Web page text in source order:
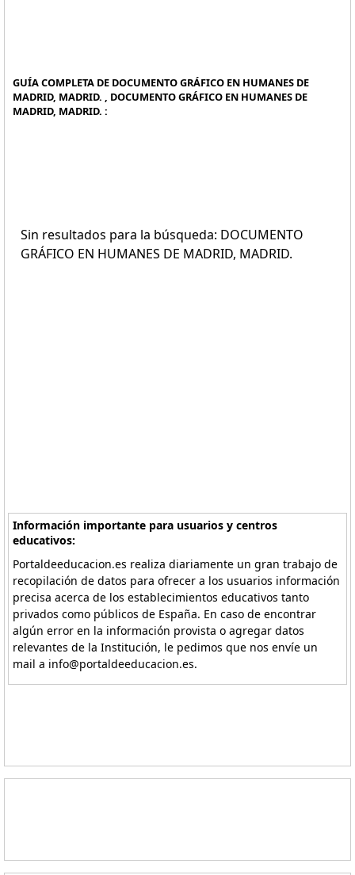
GUÍA COMPLETA DE DOCUMENTO GRÁFICO EN HUMANES DE
MADRID, MADRID. , DOCUMENTO GRÁFICO EN HUMANES DE
MADRID, MADRID. :
Sin resultados para la búsqueda: DOCUMENTO
GRÁFICO EN HUMANES DE MADRID, MADRID.
Información importante para usuarios y centros
educativos:
Portaldeeducacion.es realiza diariamente un gran trabajo de
recopilación de datos para ofrecer a los usuarios información
precisa acerca de los establecimientos educativos tanto
privados como públicos de España. En caso de encontrar
algún error en la información provista o agregar datos
relevantes de la Institución, le pedimos que nos envíe un
mail a info@portaldeeducacion.es.